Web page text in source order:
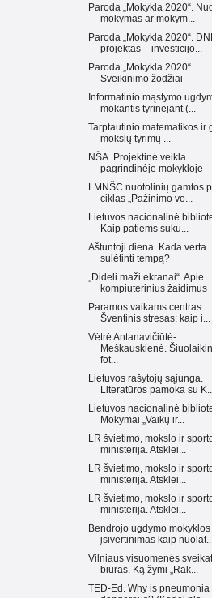
Paroda „Mokykla 2020“.
mokymas ar mokym...
Paroda „Mokykla 2020“.
projektas – investicijo...
Paroda „Mokykla 2020“.
Sveikinimo žodžiai
Informatinio mąstymo
mokantis tyrinėjant (...
Tarptautinio matematikos ir
mokslų tyrimų ...
NŠA. Projektinė veikla
pagrindinėje mokykloje
LMNŠC nuotolinių gamtos
ciklas „Pažinimo vo...
Lietuvos nacionalinė
Kaip patiems suku...
Aštuntoji diena. Kada verta
sulėtinti tempą?
„Dideli maži ekranai“. Apie
kompiuterinius žaidimus
Paramos vaikams centras.
Šventinis stresas: kaip i...
Vėtrė Antanavičiūtė-
Meškauskienė.
fot...
Lietuvos rašytojų sąjunga.
Literatūros pamoka su K...
Lietuvos nacionalinė
Mokymai „Vaikų ir...
LR švietimo, mokslo ir
ministerija. Atsklei...
LR švietimo, mokslo ir
ministerija. Atsklei...
LR švietimo, mokslo ir
ministerija. Atsklei...
Bendrojo ugdymo mokyklos
įsivertinimas kaip nuolat...
Vilniaus visuomenės
biuras. Ką žymi „Rak...
TED-Ed. Why is pneumonia